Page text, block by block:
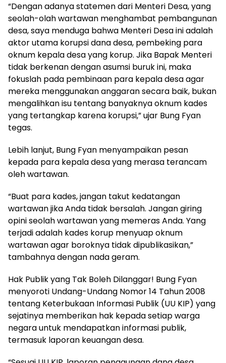
“Dengan adanya statemen dari Menteri Desa, yang
seolah-olah wartawan menghambat pembangunan
desa, saya menduga bahwa Menteri Desa ini adalah
aktor utama korupsi dana desa, pembeking para
oknum kepala desa yang korup. Jika Bapak Menteri
tidak berkenan dengan asumsi buruk ini, maka
fokuslah pada pembinaan para kepala desa agar
mereka menggunakan anggaran secara baik, bukan
mengalihkan isu tentang banyaknya oknum kades
yang tertangkap karena korupsi,” ujar Bung Fyan
tegas.
Lebih lanjut, Bung Fyan menyampaikan pesan
kepada para kepala desa yang merasa terancam
oleh wartawan.
“Buat para kades, jangan takut kedatangan
wartawan jika Anda tidak bersalah. Jangan giring
opini seolah wartawan yang memeras Anda. Yang
terjadi adalah kades korup menyuap oknum
wartawan agar boroknya tidak dipublikasikan,”
tambahnya dengan nada geram.
Hak Publik yang Tak Boleh Dilanggar! Bung Fyan
menyoroti Undang-Undang Nomor 14 Tahun 2008
tentang Keterbukaan Informasi Publik (UU KIP) yang
sejatinya memberikan hak kepada setiap warga
negara untuk mendapatkan informasi publik,
termasuk laporan keuangan desa.